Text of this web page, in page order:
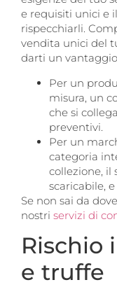
e requisiti unici e
rispecchiarli.
vendita unici del
darti un
Per un
misura, un
che si
preventivi.
Per un
categoria
collezione,
scaricabile,
Se non sai da
nostri servizi di
Rischio
e truffe